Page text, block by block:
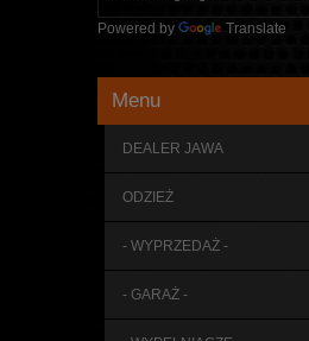
Powered by Translate
Menu
DEALER JAWA
ODZIEŻ
- WYPRZEDAŻ -
- GARAŻ -